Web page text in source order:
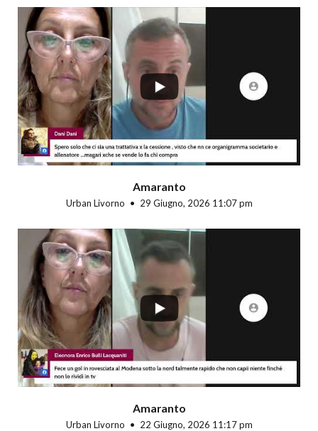
Amaranto
Urban Livorno 29 Giugno, 2026 11:07 pm
Amaranto
Urban Livorno 22 Giugno, 2026 11:17 pm